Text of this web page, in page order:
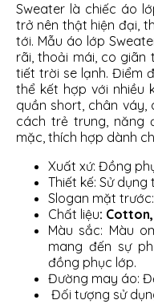
Sweater là chiếc áo
trở nên thật hiện đại,
tới. Mẫu áo lớp
rãi, thoải mái, co
tiết trời se lạnh. Điểm
thể kết hợp với nhiều
quần short, chân
cách trẻ trung, năng
mặc, thích hợp dành
Xuất xứ: Đồng
Thiết kế: Sử
Slogan mặt trước:
Chất liệu:
Màu sắc: Màu
mang đến sự
đồng phục lớp.
Đường may áo:
Đối tượng sử